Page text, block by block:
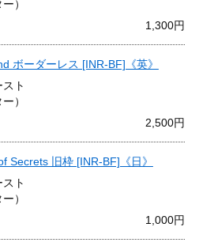
）
1,300円
ボーダーレス [INR-BF]《英》
ト
）
2,500円
Secrets 旧枠 [INR-BF]《日》
ト
）
1,000円